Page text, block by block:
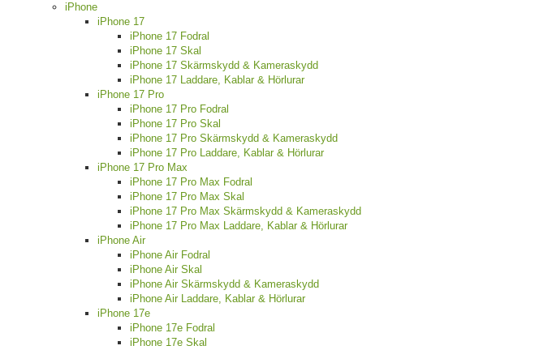
iPhone
iPhone 17
iPhone 17 Fodral
iPhone 17 Skal
iPhone 17 Skärmskydd & Kameraskydd
iPhone 17 Laddare, Kablar & Hörlurar
iPhone 17 Pro
iPhone 17 Pro Fodral
iPhone 17 Pro Skal
iPhone 17 Pro Skärmskydd & Kameraskydd
iPhone 17 Pro Laddare, Kablar & Hörlurar
iPhone 17 Pro Max
iPhone 17 Pro Max Fodral
iPhone 17 Pro Max Skal
iPhone 17 Pro Max Skärmskydd & Kameraskydd
iPhone 17 Pro Max Laddare, Kablar & Hörlurar
iPhone Air
iPhone Air Fodral
iPhone Air Skal
iPhone Air Skärmskydd & Kameraskydd
iPhone Air Laddare, Kablar & Hörlurar
iPhone 17e
iPhone 17e Fodral
iPhone 17e Skal